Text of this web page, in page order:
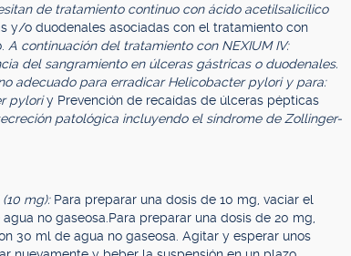
de tratamiento continuo con ácido acetilsalicílico
y/o duodenales asociadas con el tratamiento con
A continuación del tratamiento con NEXIUM IV:
del sangramiento en úlceras gástricas o duodenales.
adecuado para erradicar Helicobacter pylori y para:
pyloriy Prevención de recaídas de úlceras pépticas
patológica incluyendo el síndrome de Zollinger-
mg): Para preparar una dosis de 10 mg, vaciar el
no gaseosa. Para preparar una dosis de 20 mg,
30 ml de agua no gaseosa. Agitar y esperar unos